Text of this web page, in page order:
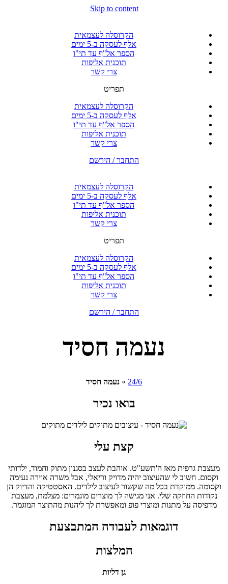
Skip to content
הקרוסלה לעצמאית
אלף לעסקה ב-5 ימים
הספר אל"ף עד תי"ו
תוכנית אליפות
צרי קשר
תפריט
הקרוסלה לעצמאית
אלף לעסקה ב-5 ימים
הספר אל"ף עד תי"ו
תוכנית אליפות
צרי קשר
התחבר / הירשם
הקרוסלה לעצמאית
אלף לעסקה ב-5 ימים
הספר אל"ף עד תי"ו
תוכנית אליפות
צרי קשר
תפריט
הקרוסלה לעצמאית
אלף לעסקה ב-5 ימים
הספר אל"ף עד תי"ו
תוכנית אליפות
צרי קשר
התחבר / הירשם
נעמה חסיד
24/6
» נעמה חסיד
בואו נכיר
קצת עלי
מעצבת גרפית מאז ה'תשע"ט. אוהבת לעצב בסגנון מתוק וחמוד, ילדותי
וקסום. חשוב לי שהעיצוב יהיה מדויק וריאלי, אבל משרה אוירה נעימה
וקסומה. ממוקדת בכל מה שקשור לעיצוב לילדים. האסטטיקה והדיוק הן
נקודות החוזקה שלי. אני מגישה לך מוצרים מוגמרים: מצלמת, מעצבת
מדפיסה על מתנות ומוצרי פופ ומאפשרת לך ליהנות מהתוצר המוגמר.
דוגמאות לעבודה המתבצעת
המלצות
גן דליות